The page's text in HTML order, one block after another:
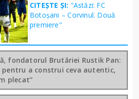
CITEȘTE ȘI: "Astăzi: FC
Botoșani – Corvinul. Două
premiere"
fondatorul Brutăriei Rustik Pan:
pentru a construi ceva autentic,
plecat”